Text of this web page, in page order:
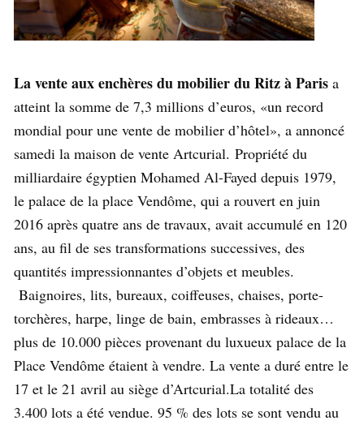
La vente aux enchères du mobilier du Ritz à Paris a
atteint la somme de 7,3 millions d’euros, «un record
mondial pour une vente de mobilier d’hôtel», a annoncé
samedi la maison de vente Artcurial. Propriété du
milliardaire égyptien Mohamed Al-Fayed depuis 1979,
le palace de la place Vendôme, qui a rouvert en juin
2016 après quatre ans de travaux, avait accumulé en 120
ans, au fil de ses transformations successives, des
quantités impressionnantes d’objets et meubles.
Baignoires, lits, bureaux, coiffeuses, chaises, porte-
torchères, harpe, linge de bain, embrasses à rideaux…
plus de 10.000 pièces provenant du luxueux palace de la
Place Vendôme étaient à vendre. La vente a duré entre le
17 et le 21 avril au siège d’Artcurial.La totalité des
3.400 lots a été vendue. 95 % des lots se sont vendu au